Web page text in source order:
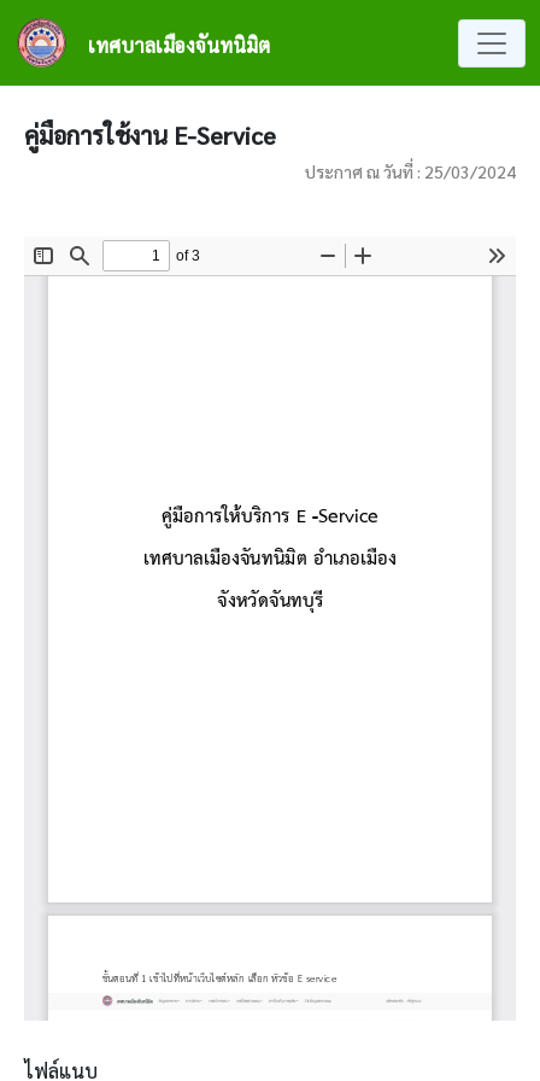
ข้ามไปยังเนื้อหาหลัก
เทศบาลเมืองจันทนิมิต
คู่มือการใช้งาน E-Service
ประกาศ ณ วันที่ : 25/03/2024
ไฟล์แนบ